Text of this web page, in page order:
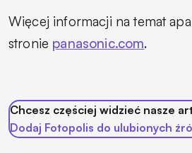
Więcej informacji na temat
stronie panasonic.com.
Chcesz częściej widzieć nasze
Dodaj Fotopolis do ulubionych